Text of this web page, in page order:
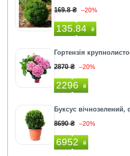
169.8 ₴ –20%
135.84 ₴
Гортензія
2870 ₴ –20%
2296 ₴
Буксус
8690 ₴ –20%
6952 ₴